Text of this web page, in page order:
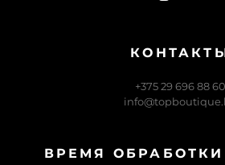
+375 29 696 88 60
ВРЕМЯ